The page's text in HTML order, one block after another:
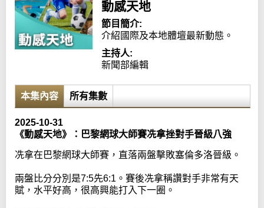
動感天地
節目簡介:
介紹國際及本地體壇最新動態。
主持人:
新聞部編輯
本集內容 所有集數
2025-10-31
《動感天地》：巴黎網球大師賽冼拿挫對手晉級八強
冼拿在巴黎網球大師賽，直落兩盤擊敗塞倫多洛晉級。
兩盤比分分別是7:5先6:1。賽後冼拿稱讚對手非常有天
賦，水平好高，很高興能打入下一圈。